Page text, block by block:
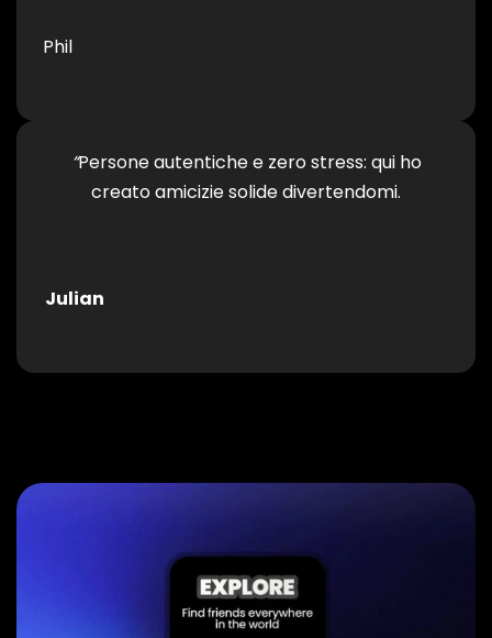
Phil
“Persone autentiche e zero stress: qui ho
creato amicizie solide divertendomi.
Julian